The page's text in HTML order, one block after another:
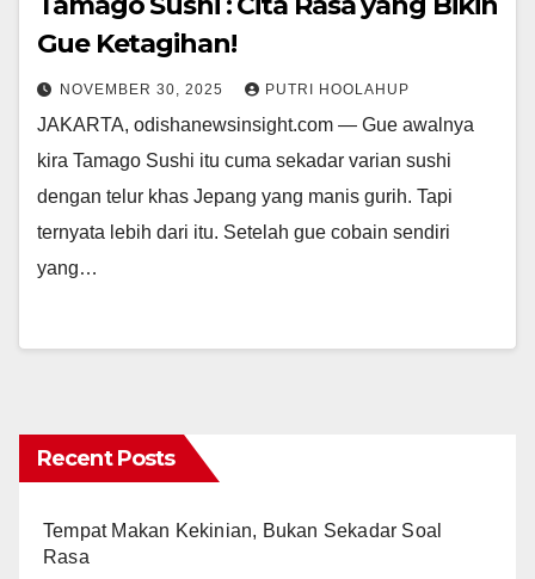
Gue Ketagihan!
NOVEMBER 30, 2025 PUTRI HOOLAHUP
JAKARTA, odishanewsinsight.com — Gue awalnya
kira Tamago Sushi itu cuma sekadar varian sushi
dengan telur khas Jepang yang manis gurih. Tapi
ternyata lebih dari itu. Setelah gue cobain sendiri
yang…
Recent Posts
Tempat Makan Kekinian, Bukan Sekadar Soal
Rasa